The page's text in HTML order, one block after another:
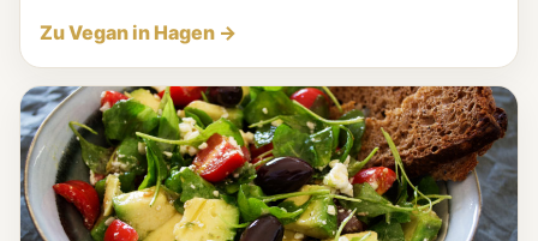
Zu Vegan in Hagen →